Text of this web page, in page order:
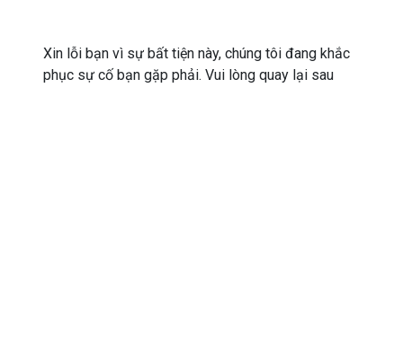
Xin lỗi bạn vì sự bất tiện này, chúng tôi đang khắc
phục sự cố bạn gặp phải. Vui lòng quay lại sau